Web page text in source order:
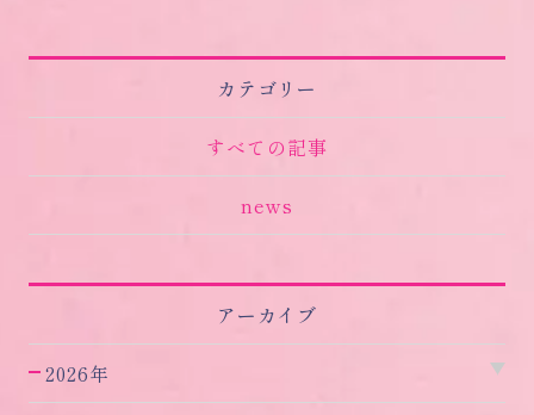
カテゴリー
すべての記事
news
アーカイブ
2026年